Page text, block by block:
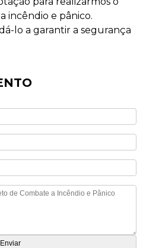
incêndio e pânico.
lo a garantir a segurança